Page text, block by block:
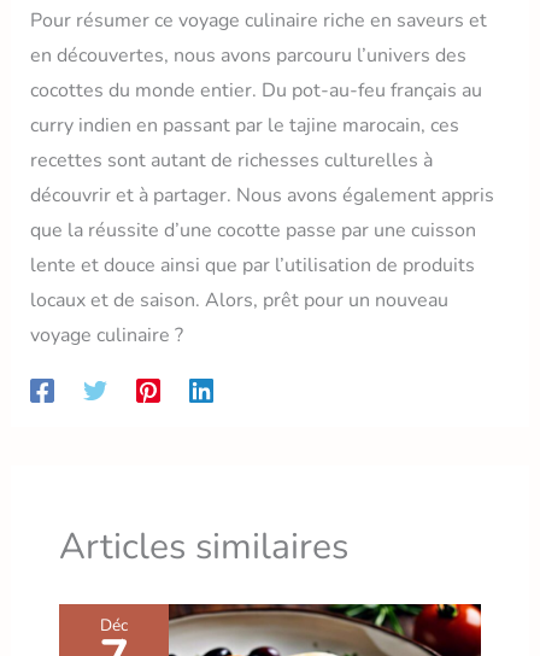
Pour résumer ce voyage culinaire riche en saveurs et
en découvertes, nous avons parcouru l’univers des
cocottes du monde entier. Du pot-au-feu français au
curry indien en passant par le tajine marocain, ces
recettes sont autant de richesses culturelles à
découvrir et à partager. Nous avons également appris
que la réussite d’une cocotte passe par une cuisson
lente et douce ainsi que par l’utilisation de produits
locaux et de saison. Alors, prêt pour un nouveau
voyage culinaire ?
Articles similaires
Déc